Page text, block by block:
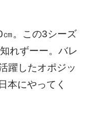
。この3シーズ
れずーー。バレ
躍したオポジッ
本にやってく